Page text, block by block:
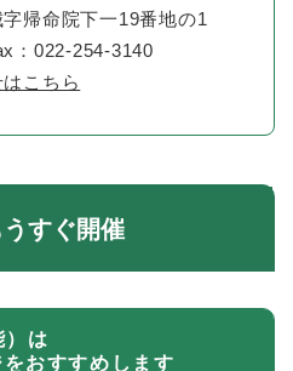
帰命院下一19番地の1
：022-254-3140
こちら
うすぐ開催
は
おすすめします